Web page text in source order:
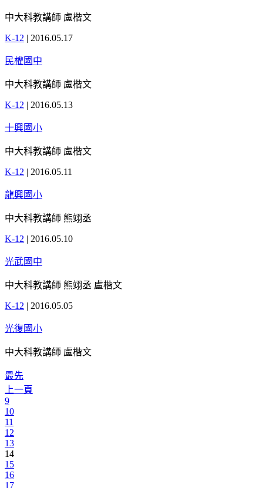
中大科教講師 盧楷文
K-12 | 2016.05.17
民權國中
中大科教講師 盧楷文
K-12 | 2016.05.13
十興國小
中大科教講師 盧楷文
K-12 | 2016.05.11
龍興國小
中大科教講師 熊翊丞
K-12 | 2016.05.10
光武國中
中大科教講師 熊翊丞 盧楷文
K-12 | 2016.05.05
光復國小
中大科教講師 盧楷文
最先
上一頁
9
10
11
12
13
14
15
16
17